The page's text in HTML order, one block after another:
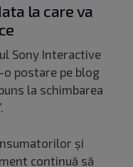
la care va
Sony Interactive
postare pe blog
la schimbarea
și
continuă să